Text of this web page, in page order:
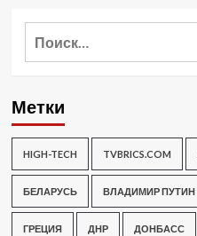
Метки
HIGH-TECH TVBRICS.COM
БЕЛАРУСЬ ВЛАДИМИР ПУТИН
ГРЕЦИЯ ДНР ДОНБАСС